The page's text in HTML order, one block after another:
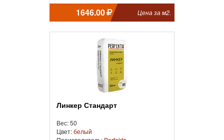
1646.00 Цена за м2.
Линкер Стандарт
Вес: 50
Цвет:белый